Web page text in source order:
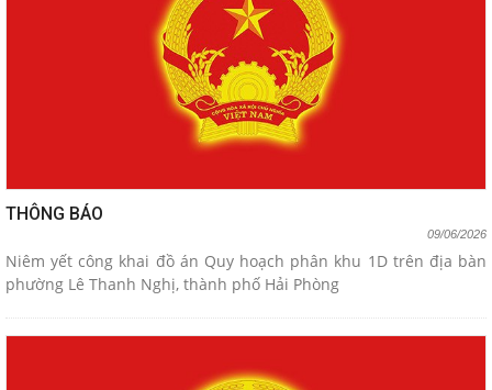
THÔNG BÁO
09/06/2026
Niêm yết công khai đồ án Quy hoạch phân khu 1D trên địa bàn
phường Lê Thanh Nghị, thành phố Hải Phòng